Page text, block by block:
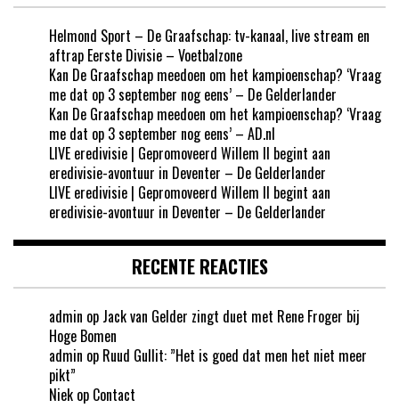
Helmond Sport – De Graafschap: tv-kanaal, live stream en
aftrap Eerste Divisie – Voetbalzone
Kan De Graafschap meedoen om het kampioenschap? ‘Vraag
me dat op 3 september nog eens’ – De Gelderlander
Kan De Graafschap meedoen om het kampioenschap? ‘Vraag
me dat op 3 september nog eens’ – AD.nl
LIVE eredivisie | Gepromoveerd Willem II begint aan
eredivisie-avontuur in Deventer – De Gelderlander
LIVE eredivisie | Gepromoveerd Willem II begint aan
eredivisie-avontuur in Deventer – De Gelderlander
RECENTE REACTIES
admin op Jack van Gelder zingt duet met Rene Froger bij
Hoge Bomen
admin op Ruud Gullit: ”Het is goed dat men het niet meer
pikt”
Niek op Contact